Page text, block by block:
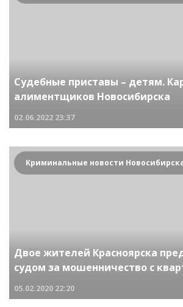
Судебные приставы – детям.
алиментщиков Новосибирска
02.06.2022 23:37
Двое жителей Красноярска
судом за мошенничество с
05.02.2020 22:20